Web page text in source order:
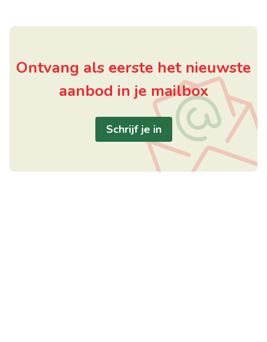
Ontvang als eerste het nieuwste
aanbod in je mailbox
Schrijf je in